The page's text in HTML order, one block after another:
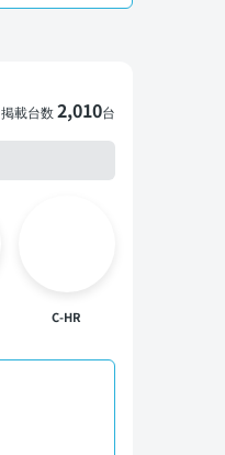
掲載台数2,010台
C-HR